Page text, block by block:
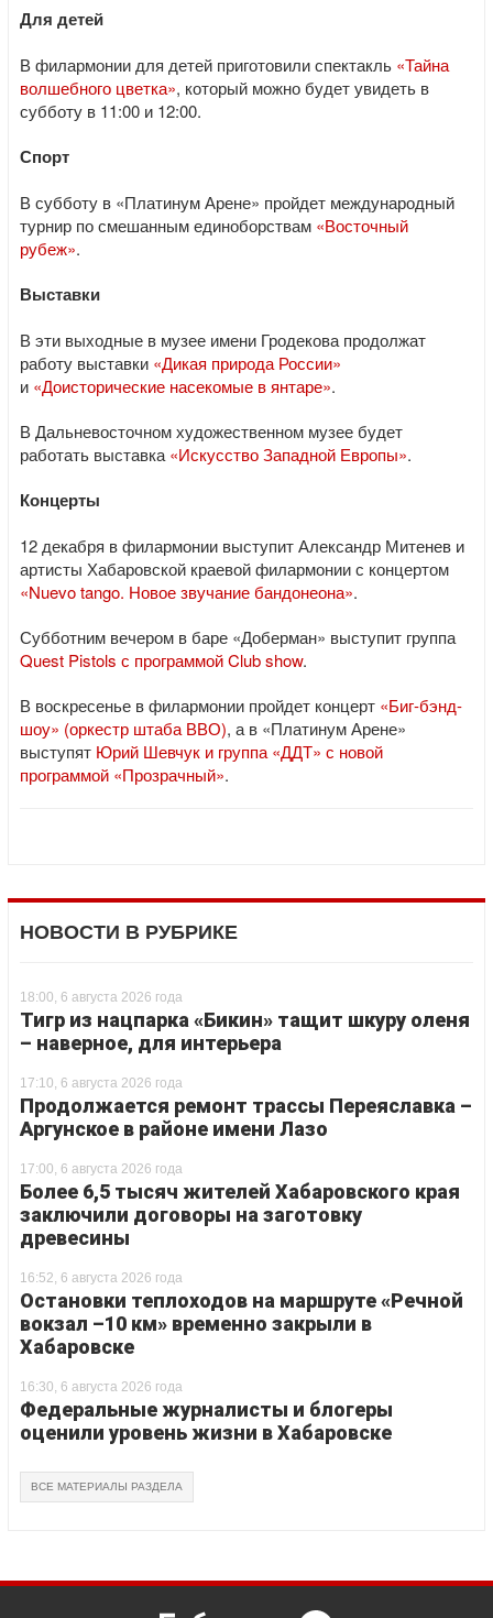
Для детей
В филармонии для детей приготовили спектакль «Тайна
волшебного цветка», который можно будет увидеть в
субботу в 11:00 и 12:00.
Спорт
В субботу в «Платинум Арене» пройдет международный
турнир по смешанным единоборствам «Восточный
рубеж».
Выставки
В эти выходные в музее имени Гродекова продолжат
работу выставки «Дикая природа России»
и «Доисторические насекомые в янтаре».
В Дальневосточном художественном музее будет
работать выставка «Искусство Западной Европы».
Концерты
12 декабря в филармонии выступит Александр Митенев и
артисты Хабаровской краевой филармонии с концертом
«Nuevo tango. Новое звучание бандонеона».
Субботним вечером в баре «Доберман» выступит группа
Quest Pistols с программой Club show.
В воскресенье в филармонии пройдет концерт «Биг-бэнд-
шоу» (оркестр штаба ВВО), а в «Платинум Арене»
выступят Юрий Шевчук и группа «ДДТ» с новой
программой «Прозрачный».
НОВОСТИ В РУБРИКЕ
18:00, 6 августа 2026 года
Тигр из нацпарка «Бикин» тащит шкуру оленя
– наверное, для интерьера
17:10, 6 августа 2026 года
Продолжается ремонт трассы Переяславка –
Аргунское в районе имени Лазо
17:00, 6 августа 2026 года
Более 6,5 тысяч жителей Хабаровского края
заключили договоры на заготовку
древесины
16:52, 6 августа 2026 года
Остановки теплоходов на маршруте «Речной
вокзал –10 км» временно закрыли в
Хабаровске
16:30, 6 августа 2026 года
Федеральные журналисты и блогеры
оценили уровень жизни в Хабаровске
ВСЕ МАТЕРИАЛЫ РАЗДЕЛА